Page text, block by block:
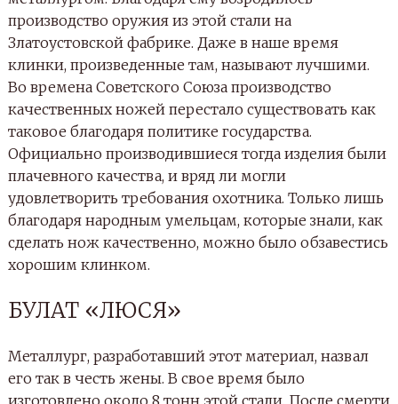
производство оружия из этой стали на
Златоустовской фабрике. Даже в наше время
клинки, произведенные там, называют лучшими.
Во времена Советского Союза производство
качественных ножей перестало существовать как
таковое благодаря политике государства.
Официально производившиеся тогда изделия были
плачевного качества, и вряд ли могли
удовлетворить требования охотника. Только лишь
благодаря народным умельцам, которые знали, как
сделать нож качественно, можно было обзавестись
хорошим клинком.
БУЛАТ «ЛЮСЯ»
Металлург, разработавший этот материал, назвал
его так в честь жены. В свое время было